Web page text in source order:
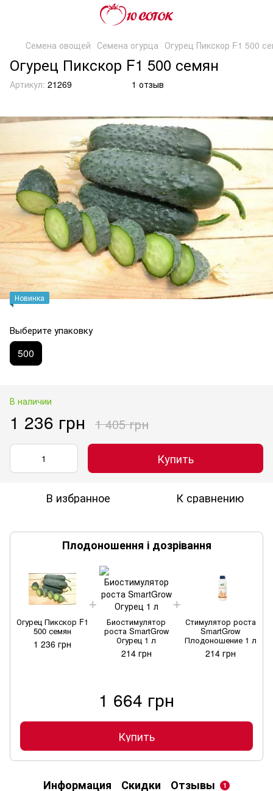
Семена овощей Семена огурца Огурец Пикскор F1 500
Огурец Пикскор F1 500 семян
Артикул: 21269 1 отзыв
Новинка
Выберите упаковку
500
В наличии
1 236 грн 1 405 грн
Купить
В избранное К сравнению
Плодоношення і дозрівання
Огурец Пикскор F1
500 семян
1 236 грн
Биостимулятор
роста SmartGrow
Огурец 1 л
214 грн
Стимулятор роста
SmartGrow
Плодоношение 1 л
214 грн
1 664 грн
Купить
Информация Скидки Отзывы 1